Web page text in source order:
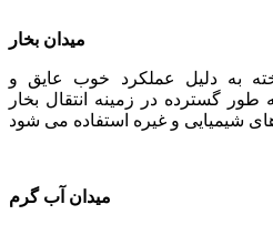
میدان بخار
به دلیل عملکرد خوب عایق و
طور گسترده در زمینه انتقال بخار
میدان آب گرم